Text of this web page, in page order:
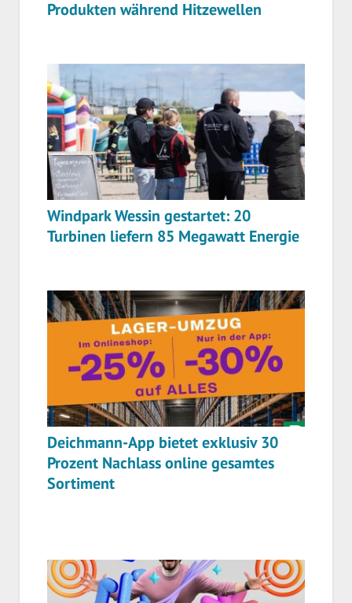
Produkten während Hitzewellen
Windpark Wessin gestartet: 20
Turbinen liefern 85 Megawatt Energie
Deichmann-App bietet exklusiv 30
Prozent Nachlass online gesamtes
Sortiment